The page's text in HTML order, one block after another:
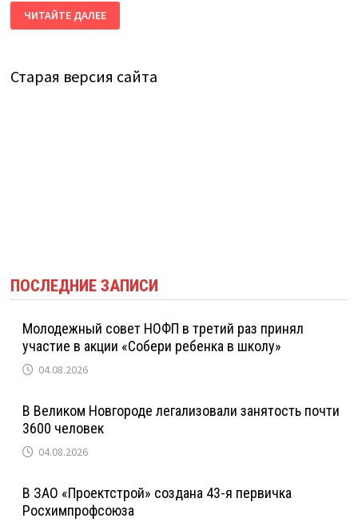
НОВЫЕ
ЗАКОНЫ
ФЕВРАЛЯ
ЧИТАЙТЕ ДАЛЕЕ
Старая версия сайта
ПОСЛЕДНИЕ ЗАПИСИ
Молодежный совет НОФП в третий раз принял
участие в акции «Собери ребенка в школу»
04.08.2026
В Великом Новгороде легализовали занятость почти
3600 человек
04.08.2026
В ЗАО «Проектстрой» создана 43-я первичка
Росхимпрофсоюза